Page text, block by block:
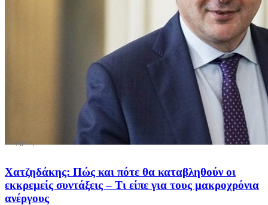
Χατζηδάκης: Πώς και πότε θα καταβληθούν οι
εκκρεμείς συντάξεις – Τι είπε για τους μακροχρόνια
ανέργους